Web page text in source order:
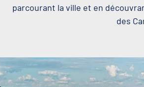
parcourant la ville et en
des